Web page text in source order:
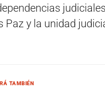
Paz y la unidad
TAMBIÉN